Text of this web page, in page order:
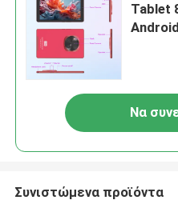
Tablet
Να
Συνιστώμενα προϊόντα